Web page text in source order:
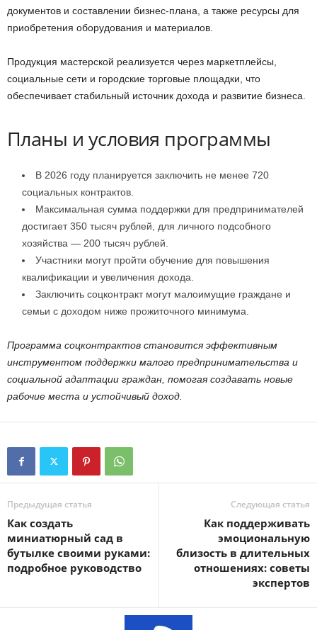
документов и составлении бизнес-плана, а также ресурсы для
приобретения оборудования и материалов.
Продукция мастерской реализуется через маркетплейсы,
социальные сети и городские торговые площадки, что
обеспечивает стабильный источник дохода и развитие бизнеса.
Планы и условия программы
В 2026 году планируется заключить не менее 720
социальных контрактов.
Максимальная сумма поддержки для предпринимателей
достигает 350 тысяч рублей, для личного подсобного
хозяйства — 200 тысяч рублей.
Участники могут пройти обучение для повышения
квалификации и увеличения дохода.
Заключить соцконтракт могут малоимущие граждане и
семьи с доходом ниже прожиточного минимума.
Программа соцконтрактов становится эффективным
инструментом поддержки малого предпринимательства и
социальной адаптации граждан, помогая создавать новые
рабочие места и устойчивый доход.
Предыдущая статья
Как создать
миниатюрный сад в
бутылке своими руками:
подробное руководство
Следующая статья
Как поддерживать
эмоциональную
близость в длительных
отношениях: советы
экспертов